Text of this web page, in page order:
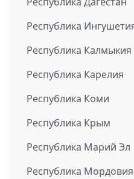
Республика
Республика Калмыкия
Республика Карелия
Республика Коми
Республика Крым
Республика Марий Эл
Республика Мордовия